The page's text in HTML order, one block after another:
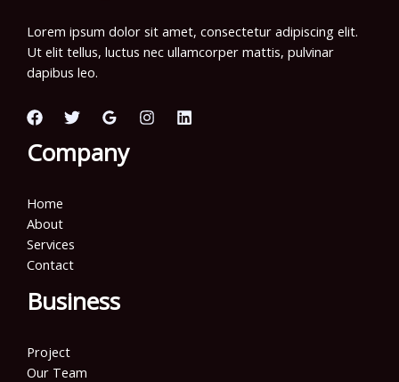
Lorem ipsum dolor sit amet, consectetur adipiscing elit.
Ut elit tellus, luctus nec ullamcorper mattis, pulvinar
dapibus leo.
Company
Home
About
Services
Contact
Business
Project
Our Team